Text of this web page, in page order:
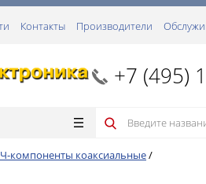
Контакты Производители
+7 (495)
компоненты коаксиальные/